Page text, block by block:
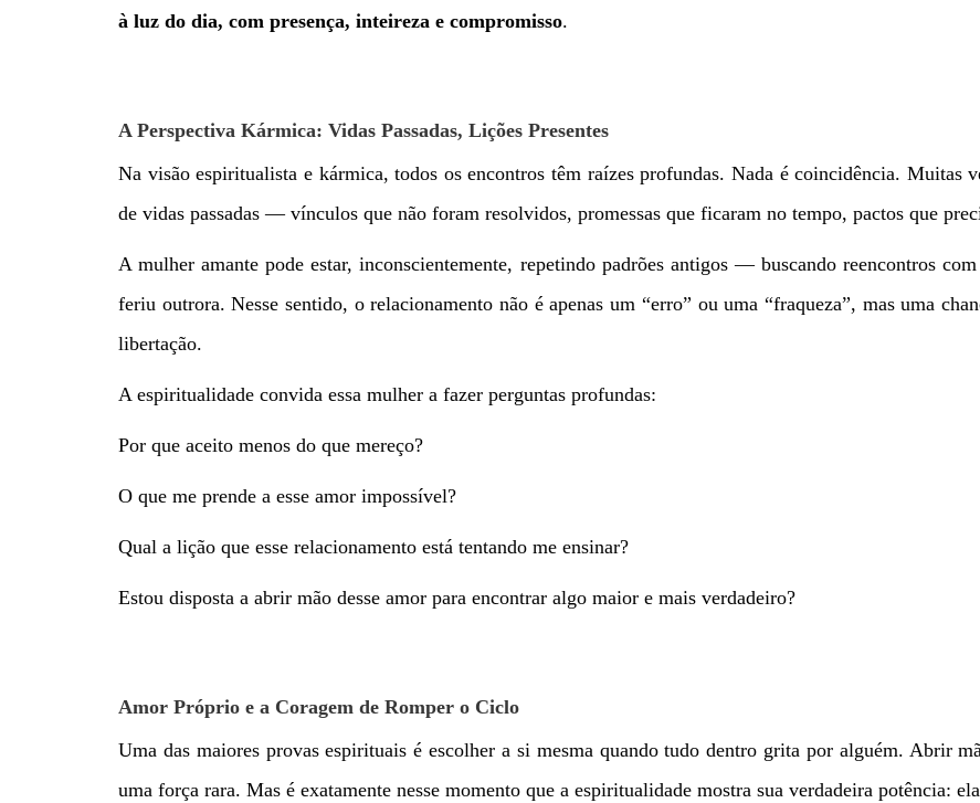
à luz do dia, com presença, inteireza e compromisso.
A Perspectiva Kármica: Vidas Passadas, Lições Presentes
Na visão espiritualista e kármica, todos os encontros têm raízes profundas. Nada é coincidência. Muitas
de vidas passadas — vínculos que não foram resolvidos, promessas que ficaram no tempo, pactos que
A mulher amante pode estar, inconscientemente, repetindo padrões antigos — buscando reencontros
feriu outrora. Nesse sentido, o relacionamento não é apenas um “erro” ou uma “fraqueza”, mas uma
libertação.
A espiritualidade convida essa mulher a fazer perguntas profundas:
Por que aceito menos do que mereço?
O que me prende a esse amor impossível?
Qual a lição que esse relacionamento está tentando me ensinar?
Estou disposta a abrir mão desse amor para encontrar algo maior e mais verdadeiro?
Amor Próprio e a Coragem de Romper o Ciclo
Uma das maiores provas espirituais é escolher a si mesma quando tudo dentro grita por alguém. Abrir
uma força rara. Mas é exatamente nesse momento que a espiritualidade mostra sua verdadeira potência: